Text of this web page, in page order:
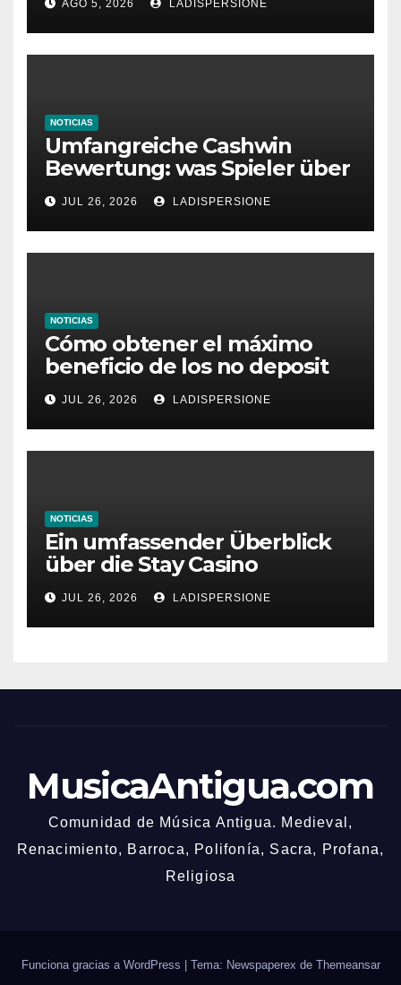
Glücksspielplattformen
AGO 5, 2026 LADISPERSIONE
NOTICIAS
Umfangreiche Cashwin
Bewertung: was Spieler über
dieses Casino denken
JUL 26, 2026 LADISPERSIONE
NOTICIAS
Cómo obtener el máximo
beneficio de los no deposit
bonus codes de roby casino
JUL 26, 2026 LADISPERSIONE
NOTICIAS
Ein umfassender Überblick
über die Stay Casino
Bonusbedingungen
JUL 26, 2026 LADISPERSIONE
MusicaAntigua.com
Comunidad de Música Antigua. Medieval,
Renacimiento, Barroca, Polifonía, Sacra, Profana,
Religiosa
Funciona gracias a WordPress Tema: Newspaperex de Themeansar